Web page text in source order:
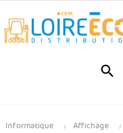
search
Informatique Affichage